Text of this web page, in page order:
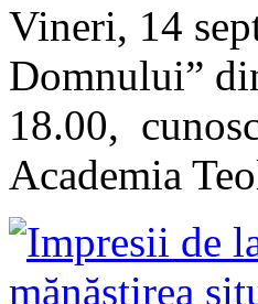
Vineri, 14
Domnului”
18.00,
Academia